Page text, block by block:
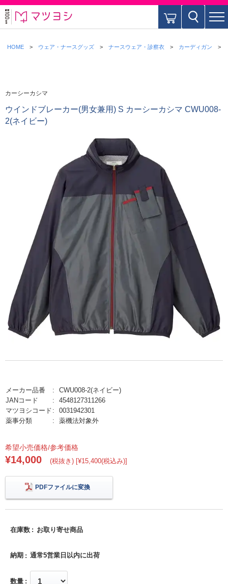
HOME ウェア・ナースグッズ ナースウェア・診察衣 カーディガン
カーシーカシマ
ウインドブレーカー(男女兼用) S カーシーカシマ CWU008-
2(ネイビー)
メーカー品番
CWU008-2(ネイビー)
JANコード
4548127311266
マツヨシコード
0031942301
薬事分類
薬機法対象外
希望小売価格/参考価格
¥14,000 (税抜き) [¥15,400(税込み)]
PDFファイルに変換
在庫数 お取り寄せ商品
納期 通常5営業日以内に出荷
数量